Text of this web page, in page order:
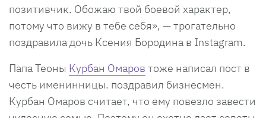
позитивчик. Обожаю твой боевой характер,
потому что вижу в тебе себя», — трогательно
поздравила дочь Ксения Бородина в Instagram.
Папа Теоны Курбан Омаров тоже написал пост в
честь именинницы. поздравил бизнесмен.
Курбан Омаров считает, что ему повезло завести